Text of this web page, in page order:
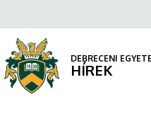
105.
tanév
a
tartalomra
DEBRECENI
HÍREK